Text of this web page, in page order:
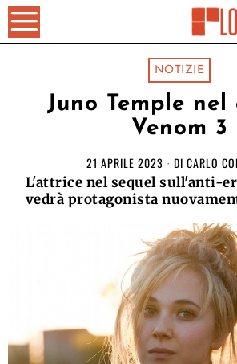
NOTIZIE
Juno Temple nel
Venom 3
21 APRILE 2023 DI CARLO
L'attrice nel sequel sull'anti-
vedrà protagonista